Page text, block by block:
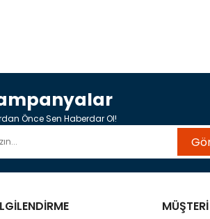
Önce Sen Haberdar Ol!